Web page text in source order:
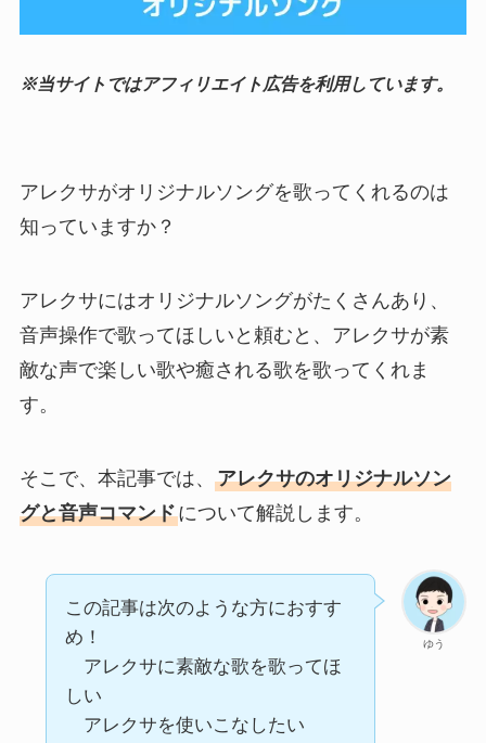
※当サイトではアフィリエイト広告を利用しています。
アレクサがオリジナルソングを歌ってくれるのは
知っていますか？
アレクサにはオリジナルソングがたくさんあり、
音声操作で歌ってほしいと頼むと、アレクサが素
敵な声で楽しい歌や癒される歌を歌ってくれま
す。
そこで、本記事では、 アレクサのオリジナルソン
グと音声コマンドについて解説します。
ゆう
この記事は次のような方におすす
め！
アレクサに素敵な歌を歌ってほ
しい
アレクサを使いこなしたい